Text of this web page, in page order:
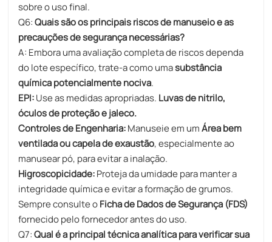
sobre o uso final.
Q6:Quais são os principais riscos de manuseio e as
precauções de segurança necessárias?
A: Embora uma avaliação completa de riscos dependa
do lote específico, trate-a como umasubstância
química potencialmente nociva.
EPI:Use as medidas apropriadas. Luvas de nitrilo,
óculos de proteção e jaleco.
Controles de Engenharia:Manuseie em umÁrea bem
ventilada ou capela de exaustão, especialmente ao
manusear pó, para evitar a inalação.
Higroscopicidade:Proteja da umidade para manter a
integridade química e evitar a formação de grumos.
Sempre consulte oFicha de Dados de Segurança (FDS)
fornecido pelo fornecedor antes do uso.
Q7:Qual é a principal técnica analítica para verificar sua